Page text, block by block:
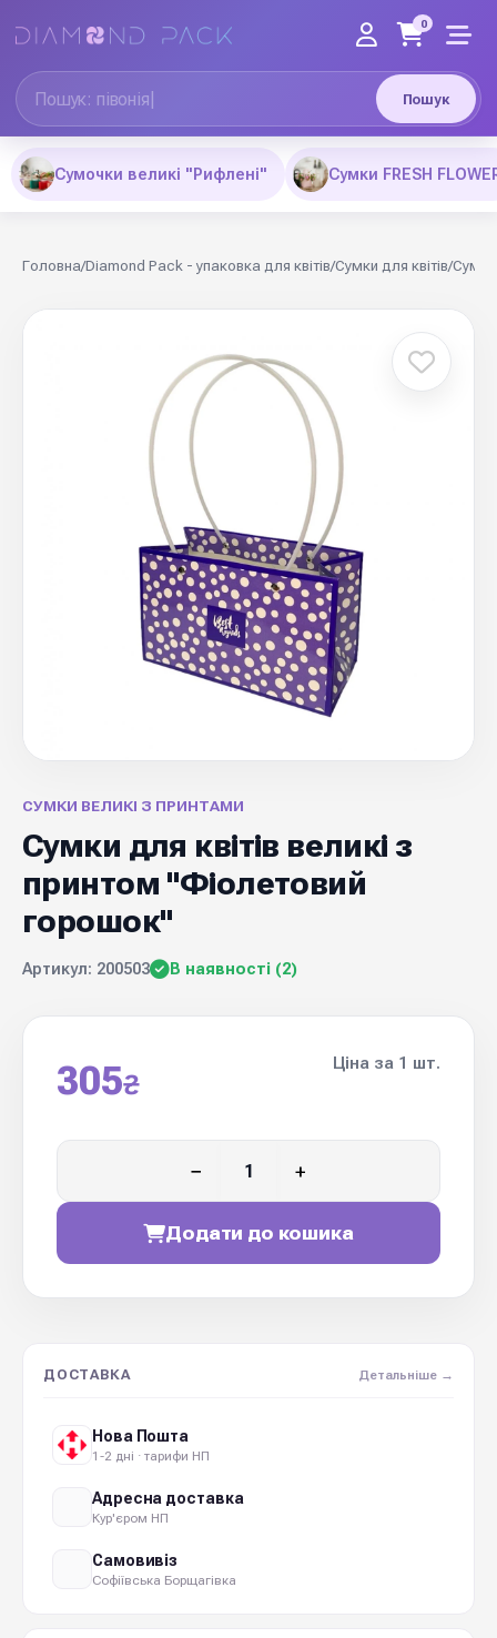
Пошук
0
Сумочки великі "Рифлені" Сумки FRESH
Головна/Diamond Pack - упаковка для квітів/Сумки для квітів/Сумки
СУМКИ ВЕЛИКІ З ПРИНТАМИ
Сумки для квітів великі з
принтом "Фіолетовий
горошок"
Артикул: 200503 В наявності (2)
305₴
Ціна за 1 шт.
− +
Додати до кошика
ДОСТАВКА Детальніше →
Нова Пошта
1-2 дні · тарифи НП
Адресна доставка
Кур'єром НП
Самовивіз
Софіївська Борщагівка